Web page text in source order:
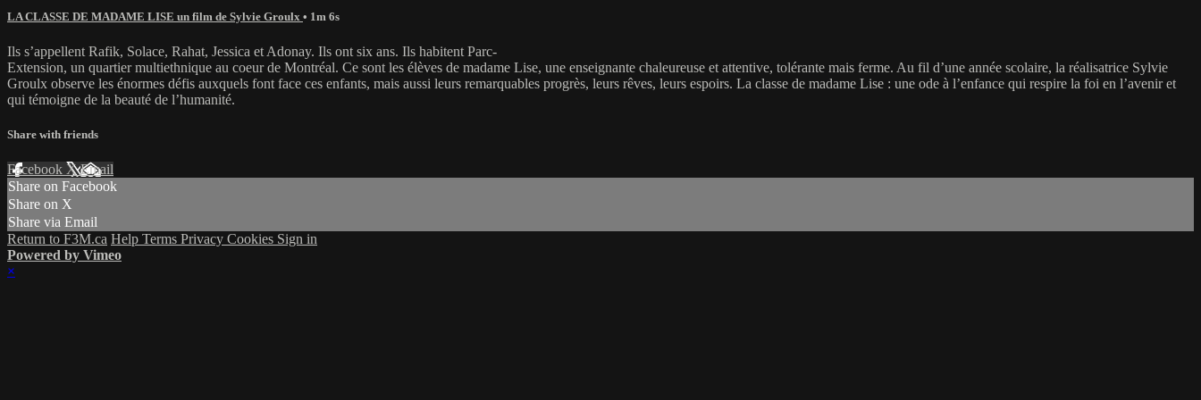
LA CLASSE DE MADAME LISE un film de Sylvie Groulx • 1m 6s
Ils s’appellent Rafik, Solace, Rahat, Jessica et Adonay. Ils ont six ans. Ils habitent Parc-
Extension, un quartier multiethnique au coeur de Montréal. Ce sont les élèves de madame Lise, une enseignante chaleureuse et attentive, tolérante mais ferme. Au fil d’une année scolaire, la réalisatrice Sylvie
Groulx observe les énormes défis auxquels font face ces enfants, mais aussi leurs remarquables progrès, leurs rêves, leurs espoirs. La classe de madame Lise : une ode à l’enfance qui respire la foi en l’avenir et
qui témoigne de la beauté de l’humanité.
Share with friends
Facebook XEmail
Share on Facebook
Share on X
Share via Email
Return to F3M.ca Help Terms Privacy Cookies Sign in
Powered by Vimeo
×